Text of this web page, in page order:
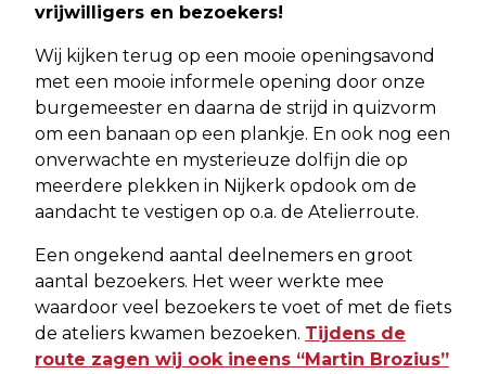
vrijwilligers en bezoekers!
Wij kijken terug op een mooie openingsavond
met een mooie informele opening door onze
burgemeester en daarna de strijd in quizvorm
om een banaan op een plankje. En ook nog een
onverwachte en mysterieuze dolfijn die op
meerdere plekken in Nijkerk opdook om de
aandacht te vestigen op o.a. de Atelierroute.
Een ongekend aantal deelnemers en groot
aantal bezoekers. Het weer werkte mee
waardoor veel bezoekers te voet of met de fiets
de ateliers kwamen bezoeken. Tijdens de
route zagen wij ook ineens “Martin Brozius”